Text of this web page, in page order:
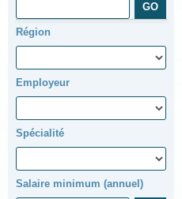
Région
Employeur
Spécialité
Salaire minimum (annuel)